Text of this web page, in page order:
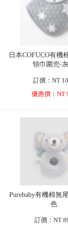
日本COFUCO有機
領巾圍兜-
訂價：NT
優惠價：NT
Purebaby有機棉無
色
訂價：NT